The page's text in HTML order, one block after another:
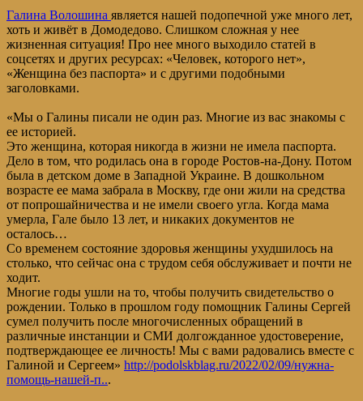
Галина Волошина является нашей подопечной уже много лет,
хоть и живёт в Домодедово. Слишком сложная у нее
жизненная ситуация! Про нее много выходило статей в
соцсетях и других ресурсах: «Человек, которого нет»,
«Женщина без паспорта» и с другими подобными
заголовками.
«Мы о Галины писали не один раз. Многие из вас знакомы с
ее историей.
Это женщина, которая никогда в жизни не имела паспорта.
Дело в том, что родилась она в городе Ростов-на-Дону. Потом
была в детском доме в Западной Украине. В дошкольном
возрасте ее мама забрала в Москву, где они жили на средства
от попрошайничества и не имели своего угла. Когда мама
умерла, Гале было 13 лет, и никаких документов не
осталось…
Со временем состояние здоровья женщины ухудшилось на
столько, что сейчас она с трудом себя обслуживает и почти не
ходит.
Многие годы ушли на то, чтобы получить свидетельство о
рождении. Только в прошлом году помощник Галины Сергей
сумел получить после многочисленных обращений в
различные инстанции и СМИ долгожданное удостоверение,
подтверждающее ее личность! Мы с вами радовались вместе с
Галиной и Сергеем» http://podolskblag.ru/2022/02/09/нужна-
помощь-нашей-п...